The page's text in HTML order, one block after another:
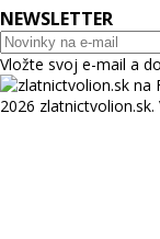
NEWSLETTER
Vložte svoj e-mail a
2026